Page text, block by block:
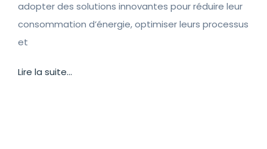
adopter des solutions innovantes pour réduire leur
consommation d’énergie, optimiser leurs processus
et
Lire la suite...